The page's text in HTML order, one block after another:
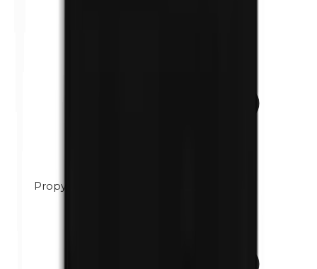
Propylène glycol